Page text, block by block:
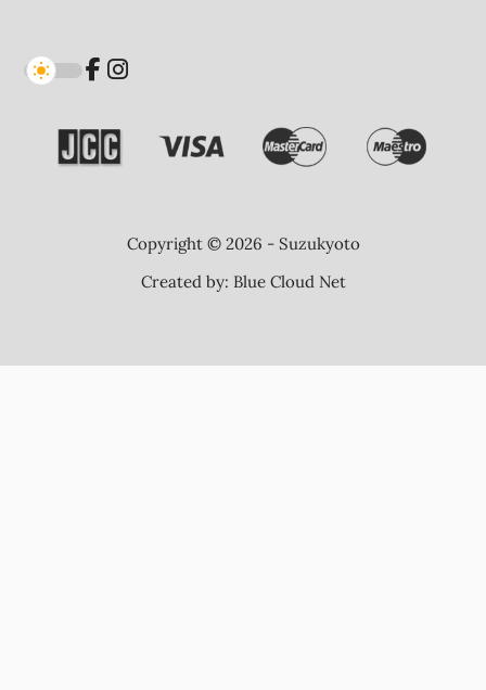
Copyright © 2026 - Suzukyoto
Created by: Blue Cloud Net